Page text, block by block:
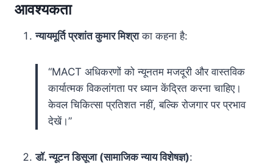
आवश्यकता
न्यायमूर्ति प्रशांत कुमार मिश्राका कहना है:
“MACT अधिकरणों को न्यूनतम मजदूरी और वास्तविक
कार्यात्मक विकलांगता पर ध्यान केंद्रित करना चाहिए।
केवल चिकित्सा प्रतिशत नहीं, बल्कि रोजगार पर प्रभाव
देखें।”
डॉ. न्यूटन डिसूजा (सामाजिक न्याय विशेषज्ञ):